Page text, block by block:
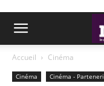
Accueil Cinéma
Cinéma Cinéma -